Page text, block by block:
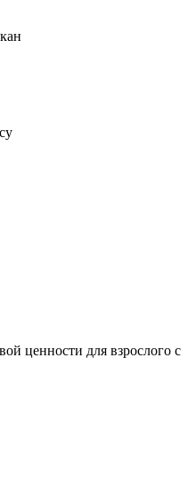
ценности для взрослого с